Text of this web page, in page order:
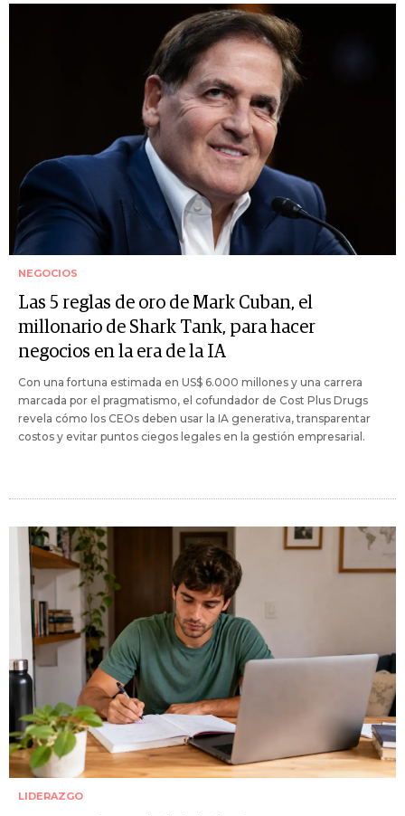
NEGOCIOS
Las 5 reglas de oro de Mark Cuban, el
millonario de Shark Tank, para hacer
negocios en la era de la IA
Con una fortuna estimada en US$ 6.000 millones y una carrera
marcada por el pragmatismo, el cofundador de Cost Plus Drugs
revela cómo los CEOs deben usar la IA generativa, transparentar
costos y evitar puntos ciegos legales en la gestión empresarial.
LIDERAZGO